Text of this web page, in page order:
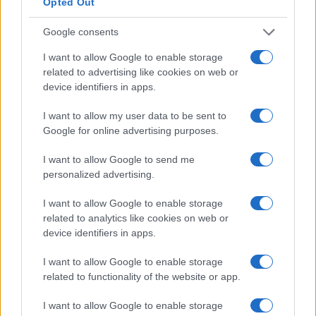
Google consents
I want to allow Google to enable storage
related to advertising like cookies on web or
device identifiers in apps.
I want to allow my user data to be sent to
Google for online advertising purposes.
I want to allow Google to send me
personalized advertising.
I want to allow Google to enable storage
related to analytics like cookies on web or
device identifiers in apps.
I want to allow Google to enable storage
related to functionality of the website or app.
I want to allow Google to enable storage
L’aumento e la diminuzione percentuali sono relativi al
valore precedente
Vale la pena un Master o un MBA? Dovresti
Un corso di laurea magistrale o qualsiasi
programma post-laurea aMonaco
costa da
21.200Euro (i) a63.600
anni. Questo è un bel investimento.
Non puoi davvero aspettarti alcun aumento di
stipendio durante il periodo di studio, ammesso che
tu abbia già un lavoro. Nella maggior parte dei casi,
titolo, viene effettuata una revisione dello stipendio.